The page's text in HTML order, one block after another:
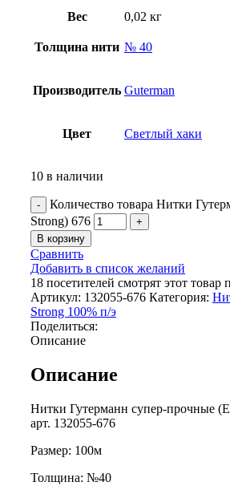
Вес 0,02 кг
Толщина нити № 40
Производитель Guterman
Цвет Светлый хаки
10 в наличии
Количество товара Нитки
Strong) 676
В корзину
Сравнить
Добавить в список желаний
18 посетителей смотрят этот товар
Артикул: 132055-676 Категория:
Strong 100% п/э
Поделиться:
Описание
Описание
Нитки Гутерманн супер-прочные
арт. 132055-676
Размер: 100м
Толщина: №40